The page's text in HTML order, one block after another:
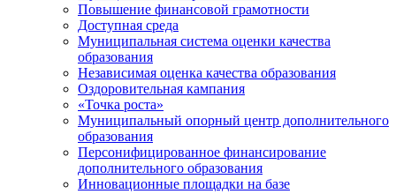
Повышение финансовой грамотности
Доступная среда
Муниципальная система оценки качества
образования
Независимая оценка качества образования
Оздоровительная кампания
«Точка роста»
Муниципальный опорный центр дополнительного
образования
Персонифицированное финансирование
дополнительного образования
Инновационные площадки на базе